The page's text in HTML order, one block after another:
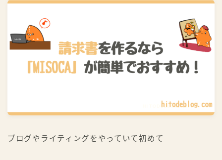
ブログやライティングをやっていて初めて